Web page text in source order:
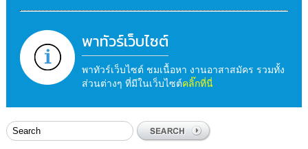
พาทัวร์เว็บไซต์
พาทัวร์เว็บไซต์ ชมเนื้อหา งานอาสาสมัคร รวมทั้ง
ส่วนต่างๆ ที่มีในเว็บไซต์คลิ๊กที่นี่